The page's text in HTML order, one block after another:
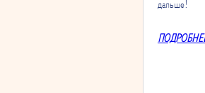
дальше!